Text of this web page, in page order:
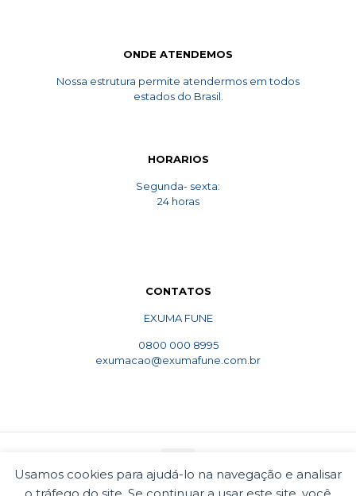
Usamos cookies para ajudá-lo na navegação e analisar
ONDE ATENDEMOS
Nossa estrutura permite atendermos em todos
estados do Brasil.
HORARIOS
Segunda- sexta:
24 horas
CONTATOS
EXUMA FUNE
0800 000 8995
exumacao@exumafune.com.br